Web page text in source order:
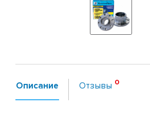
Описание Отзывы